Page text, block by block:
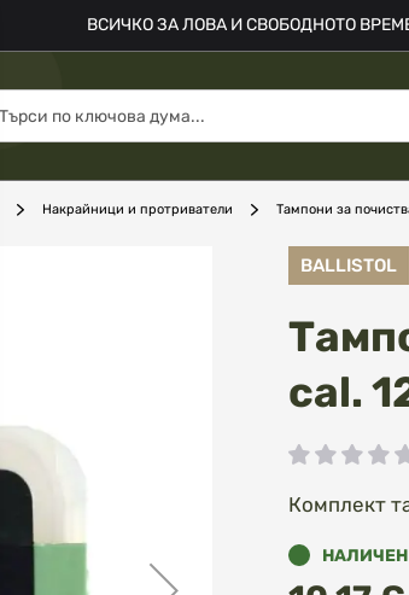
ВСИЧКО ЗА ЛОВА И СВОБОДНОТО
Накрайници и протриватели Тампони за
BALLISTOL
cal.
рейтинг:
Комплект
НАЛИЧЕН